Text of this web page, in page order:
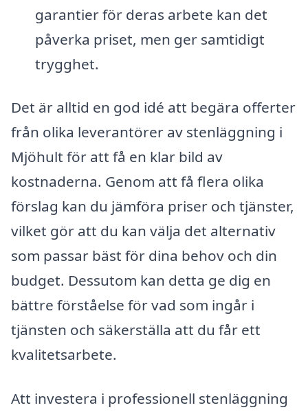
garantier för deras arbete kan det
påverka priset, men ger samtidigt
trygghet.
Det är alltid en god idé att begära offerter
från olika leverantörer av stenläggning i
Mjöhult för att få en klar bild av
kostnaderna. Genom att få flera olika
förslag kan du jämföra priser och tjänster,
vilket gör att du kan välja det alternativ
som passar bäst för dina behov och din
budget. Dessutom kan detta ge dig en
bättre förståelse för vad som ingår i
tjänsten och säkerställa att du får ett
kvalitetsarbete.
Att investera i professionell stenläggning